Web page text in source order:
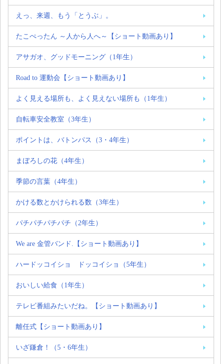
えっ、来週、もう「とうぶ」。
たこぺったん ～人から人へ～【ショート動画あり】
アサガオ、グッドモーニング（1年生）
Road to 運動会【ショート動画あり】
よく見える場所も、よく見えない場所も（1年生）
自転車安全教室（3年生）
ポイントは、バトンパス（3・4年生）
まぼろしの花（4年生）
季節の言葉（4年生）
かける数とかけられる数（3年生）
パチパチパチパチ（2年生）
We are 金管バンド.【ショート動画あり】
ハードッコイショ ドッコイショ（5年生）
おいしい給食（1年生）
テレビ番組みたいだね。【ショート動画あり】
離任式【ショート動画あり】
いざ鎌倉！（5・6年生）